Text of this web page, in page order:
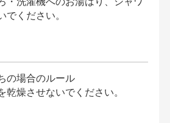
でください。
の場合のルール
乾燥させないでください。